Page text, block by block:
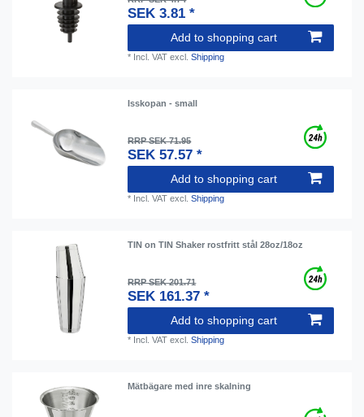
SEK 3.81 *
Add to shopping cart
* Incl. VAT excl.Shipping
Isskopan - small
RRP SEK 71.95
SEK 57.57 *
Add to shopping cart
* Incl. VAT excl.Shipping
TIN on TIN Shaker rostfritt stål 28oz/18oz
RRP SEK 201.71
SEK 161.37 *
Add to shopping cart
* Incl. VAT excl.Shipping
Mätbägare med inre skalning